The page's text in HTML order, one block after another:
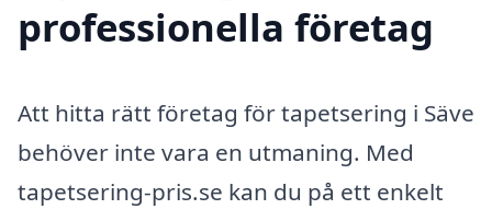
professionella företag
Att hitta rätt företag för tapetsering i Säve
behöver inte vara en utmaning. Med
tapetsering-pris.se kan du på ett enkelt